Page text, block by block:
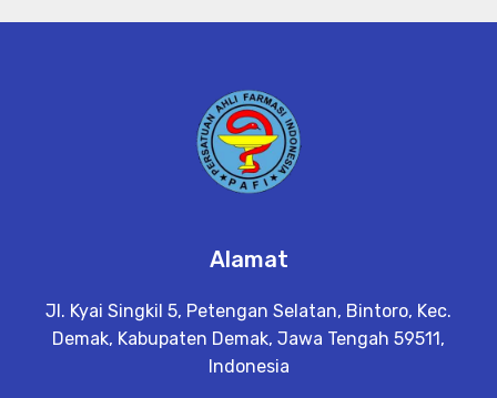
Alamat
Jl. Kyai Singkil 5, Petengan Selatan, Bintoro, Kec.
Demak, Kabupaten Demak, Jawa Tengah 59511,
Indonesia